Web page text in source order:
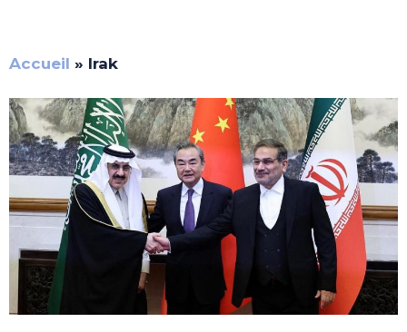
Accueil » Irak